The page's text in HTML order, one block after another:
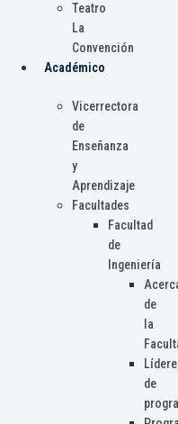
Teatro
La
Convención
Académico
Vicerrectora
de
Enseñanza
y
Aprendizaje
Facultades
Facultad
de
Ingeniería
de
la
de